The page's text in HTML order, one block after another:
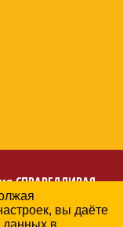
СПРАВЕДЛИВАЯ
области
вы даёте
данных в